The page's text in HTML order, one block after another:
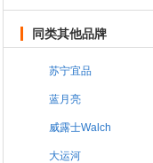
同类其他品牌
苏宁宜品
蓝月亮
威露士Walch
大运河